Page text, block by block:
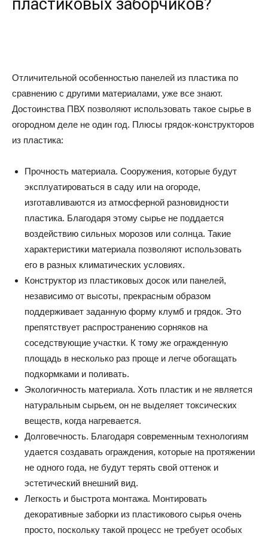
пластиковых заборчиков?
Отличительной особенностью панелей из пластика по
сравнению с другими материалами, уже все знают.
Достоинства ПВХ позволяют использовать такое сырье в
огородном деле не один год. Плюсы грядок-конструкторов
из пластика:
Прочность материала. Сооружения, которые будут
эксплуатироваться в саду или на огороде,
изготавливаются из атмосферной разновидности
пластика. Благодаря этому сырье не поддается
воздействию сильных морозов или солнца. Такие
характеристики материала позволяют использовать
его в разных климатических условиях.
Конструктор из пластиковых досок или панелей,
независимо от высоты, прекрасным образом
поддерживает заданную форму клумб и грядок. Это
препятствует распространению сорняков на
соседствующие участки. К тому же огражденную
площадь в несколько раз проще и легче обогащать
подкормками и поливать.
Экологичность материала. Хоть пластик и не является
натуральным сырьем, он не выделяет токсических
веществ, когда нагревается.
Долговечность. Благодаря современным технологиям
удается создавать ограждения, которые на протяжении
не одного года, не будут терять свой оттенок и
эстетический внешний вид.
Легкость и быстрота монтажа. Монтировать
декоративные заборки из пластикового сырья очень
просто, поскольку такой процесс не требует особых